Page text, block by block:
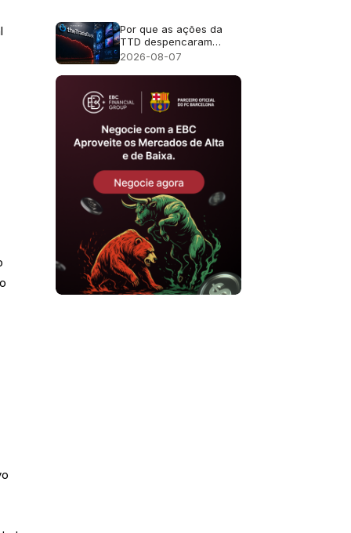
Por que as ações da
TTD despencaram
quase 30% após a
US$ 650 milhões?
2026-08-07